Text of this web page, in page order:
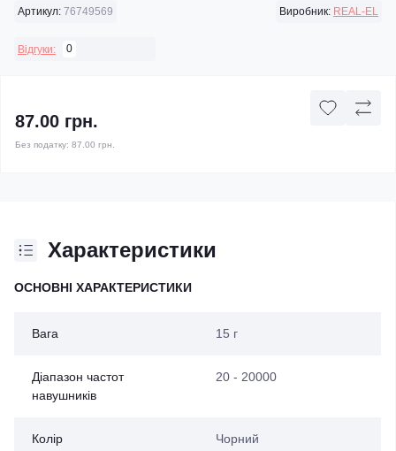
Артикул: 76749569 Виробник: REAL-EL
Відгуки: 0
87.00 грн.
Без податку: 87.00 грн.
Характеристики
ОСНОВНІ ХАРАКТЕРИСТИКИ
Вага 15 г
Діапазон частот
навушників
20 - 20000
Колір Чорний